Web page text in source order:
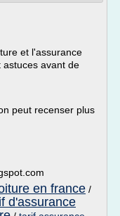
et l'assurance
astuces avant de
peut recenser plus
en france /
d'assurance